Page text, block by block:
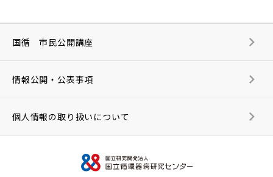
国循 市民公開講座
情報公開・公表事項
個人情報の取り扱いについて